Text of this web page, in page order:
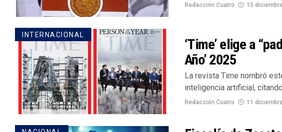
Redacción Cuatro 15
INTERNACIONAL
‘Time’ elige a
Año’ 2025
La revista Time nombró
inteligencia artificial,
Redacción Cuatro 11